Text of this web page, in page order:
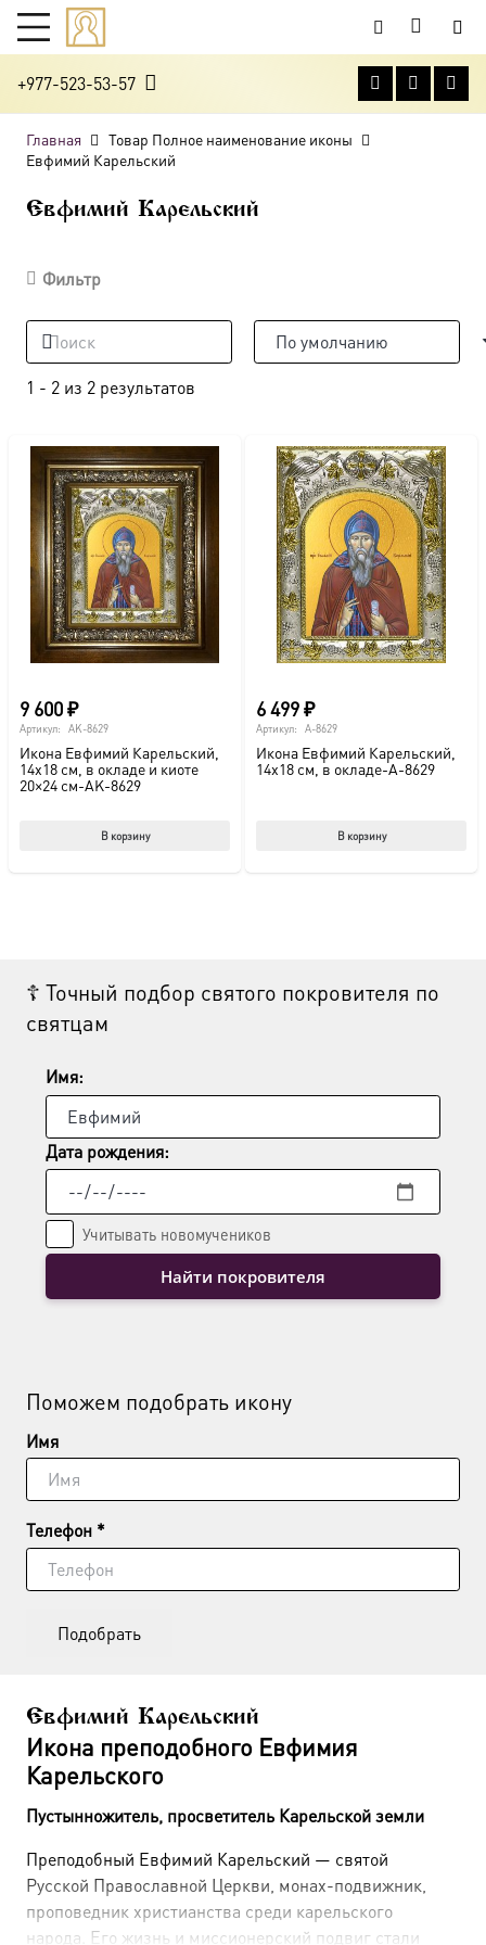
+977-523-53-57
Главная
Товар Полное наименование иконы
Евфимий Карельский
Евфимий Карельский
Фильтр
1 - 2 из 2 результатов
9 600₽
Артикул: AK-8629
Икона Евфимий Карельский,
14х18 см, в окладе и киоте
20×24 см-AK-8629
В корзину
6 499₽
Артикул: A-8629
Икона Евфимий Карельский,
14х18 см, в окладе-A-8629
В корзину
☦ Точный подбор святого покровителя по
святцам
Имя:
Дата рождения:
Учитывать новомучеников
Найти покровителя
Поможем подобрать икону
Имя
Телефон *
Подобрать
Евфимий Карельский
Икона преподобного Евфимия
Карельского
Пустынножитель, просветитель Карельской земли
Преподобный Евфимий Карельский — святой
Русской Православной Церкви, монах-подвижник,
проповедник христианства среди карельского
народа. Его жизнь и миссионерский подвиг стали